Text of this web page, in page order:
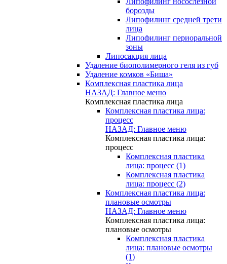
борозды
Липофилинг средней трети
лица
Липофилинг периоральной
зоны
Липосакция лица
Удаление биополимерного геля из губ
Удаление комков «Биша»
Комплексная пластика лица
НАЗАД: Главное меню
Комплексная пластика лица
Комплексная пластика лица:
процесс
НАЗАД: Главное меню
Комплексная пластика лица:
процесс
Комплексная пластика
лица: процесс (1)
Комплексная пластика
лица: процесс (2)
Комплексная пластика лица:
плановые осмотры
НАЗАД: Главное меню
Комплексная пластика лица:
плановые осмотры
Комплексная пластика
лица: плановые осмотры
(1)